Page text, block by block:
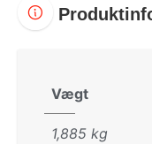
Vægt
1,885 kg